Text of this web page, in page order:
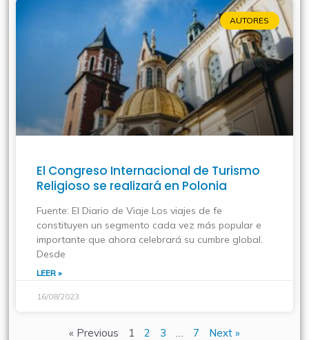
AUTORES
El Congreso Internacional de Turismo
Religioso se realizará en Polonia
Fuente: El Diario de Viaje Los viajes de fe
constituyen un segmento cada vez más popular e
importante que ahora celebrará su cumbre global.
Desde
LEER »
16/08/2023
« Previous 1 2 3 … 7 Next »